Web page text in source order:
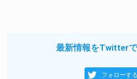
最新情報をTwitterで
フォローする